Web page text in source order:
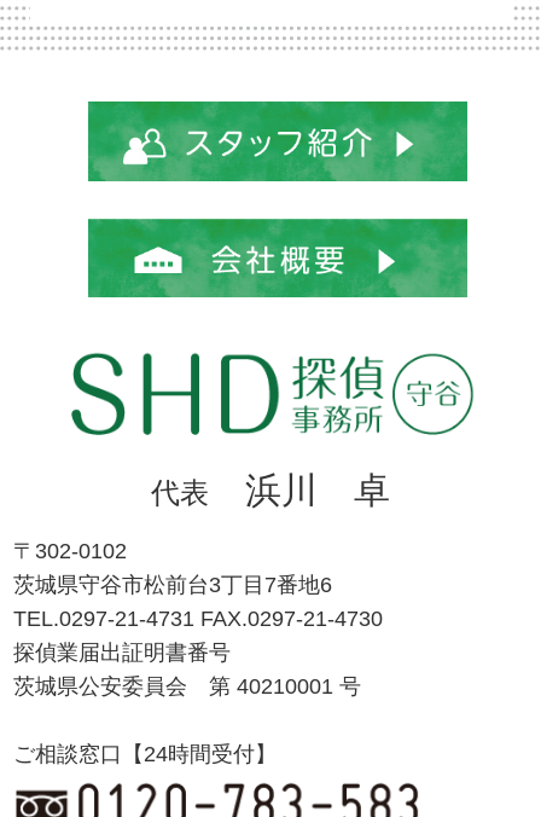
代表 浜川 卓
〒302-0102
茨城県守谷市松前台3丁目7番地6
TEL.0297-21-4731 FAX.0297-21-4730
探偵業届出証明書番号
茨城県公安委員会 第 40210001 号
ご相談窓口【24時間受付】